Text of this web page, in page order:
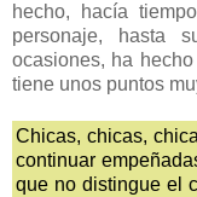
hecho, hacía
personaje, hasta
ocasiones, ha
tiene unos puntos
Chicas, chicas,
continuar
que no distingue el